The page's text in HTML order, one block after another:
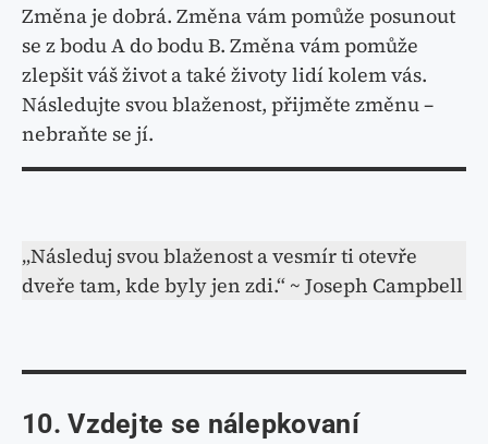
Změna je dobrá. Změna vám pomůže posunout
se z bodu A do bodu B. Změna vám pomůže
zlepšit váš život a také životy lidí kolem vás.
Následujte svou blaženost, přijměte změnu –
nebraňte se jí.
„Následuj svou blaženost a vesmír ti otevře
dveře tam, kde byly jen zdi.“ ~ Joseph Campbell
10. Vzdejte se nálepkovaní